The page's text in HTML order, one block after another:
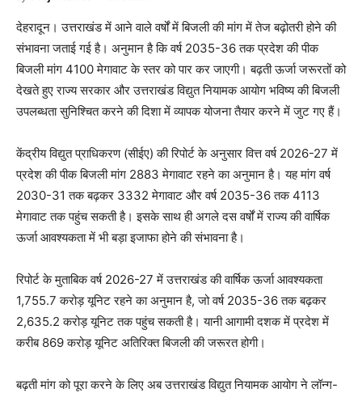
देहरादून। उत्तराखंड में आने वाले वर्षों में बिजली की मांग में तेज बढ़ोतरी होने की
संभावना जताई गई है। अनुमान है कि वर्ष 2035-36 तक प्रदेश की पीक
बिजली मांग 4100 मेगावाट के स्तर को पार कर जाएगी। बढ़ती ऊर्जा जरूरतों को
देखते हुए राज्य सरकार और उत्तराखंड विद्युत नियामक आयोग भविष्य की बिजली
उपलब्धता सुनिश्चित करने की दिशा में व्यापक योजना तैयार करने में जुट गए हैं।
केंद्रीय विद्युत प्राधिकरण (सीईए) की रिपोर्ट के अनुसार वित्त वर्ष 2026-27 में
प्रदेश की पीक बिजली मांग 2883 मेगावाट रहने का अनुमान है। यह मांग वर्ष
2030-31 तक बढ़कर 3332 मेगावाट और वर्ष 2035-36 तक 4113
मेगावाट तक पहुंच सकती है। इसके साथ ही अगले दस वर्षों में राज्य की वार्षिक
ऊर्जा आवश्यकता में भी बड़ा इजाफा होने की संभावना है।
रिपोर्ट के मुताबिक वर्ष 2026-27 में उत्तराखंड की वार्षिक ऊर्जा आवश्यकता
1,755.7 करोड़ यूनिट रहने का अनुमान है, जो वर्ष 2035-36 तक बढ़कर
2,635.2 करोड़ यूनिट तक पहुंच सकती है। यानी आगामी दशक में प्रदेश में
करीब 869 करोड़ यूनिट अतिरिक्त बिजली की जरूरत होगी।
बढ़ती मांग को पूरा करने के लिए अब उत्तराखंड विद्युत नियामक आयोग ने लॉन्ग-